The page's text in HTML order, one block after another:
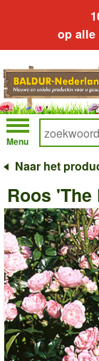
op alle
Menu
Naar het
Roos